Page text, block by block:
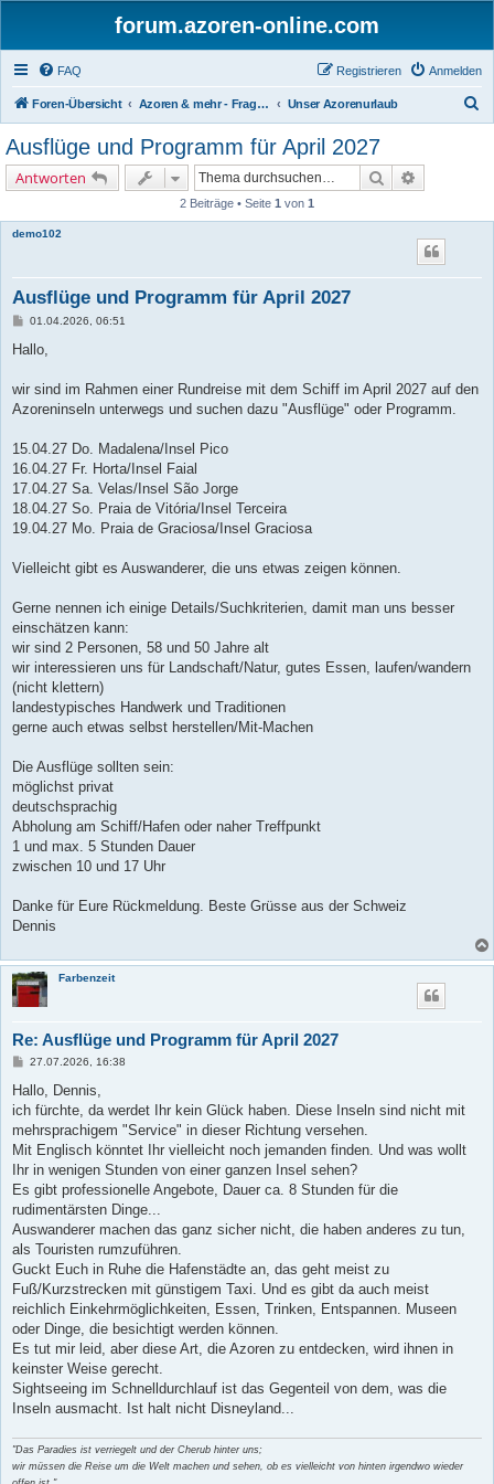
forum.azoren-online.com
FAQ Anmelden
Registrieren
Foren-Übersicht Azoren & mehr - Fragen und Antworten zu allgemeinen Themen rund um die 9 Inseln Unser Azorenurlaub
Ausflüge und Programm für April 2027
Antworten Suche
2 Beiträge • Seite 1 von 1
demo102
Ausflüge und Programm für April 2027
B
i
a
01.04.2026, 06:51
Hallo,
wir sind im Rahmen einer Rundreise mit dem Schiff im April 2027 auf den
Azoreninseln unterwegs und suchen dazu "Ausflüge" oder Programm.
15.04.27 Do. Madalena/Insel Pico
16.04.27 Fr. Horta/Insel Faial
17.04.27 Sa. Velas/Insel São Jorge
18.04.27 So. Praia de Vitória/Insel Terceira
19.04.27 Mo. Praia de Graciosa/Insel Graciosa
Vielleicht gibt es Auswanderer, die uns etwas zeigen können.
Gerne nennen ich einige Details/Suchkriterien, damit man uns besser
einschätzen kann:
wir sind 2 Personen, 58 und 50 Jahre alt
wir interessieren uns für Landschaft/Natur, gutes Essen, laufen/wandern
(nicht klettern)
landestypisches Handwerk und Traditionen
gerne auch etwas selbst herstellen/Mit-Machen
Die Ausflüge sollten sein:
möglichst privat
deutschsprachig
Abholung am Schiff/Hafen oder naher Treffpunkt
1 und max. 5 Stunden Dauer
zwischen 10 und 17 Uhr
Danke für Eure Rückmeldung. Beste Grüsse aus der Schweiz
Dennis
Farbenzeit
Re: Ausflüge und Programm für April 2027
B
i
r
a
27.07.2026, 16:38
Hallo, Dennis,
ich fürchte, da werdet Ihr kein Glück haben. Diese Inseln sind nicht mit
mehrsprachigem "Service" in dieser Richtung versehen.
Mit Englisch könntet Ihr vielleicht noch jemanden finden. Und was wollt
Ihr in wenigen Stunden von einer ganzen Insel sehen?
Es gibt professionelle Angebote, Dauer ca. 8 Stunden für die
rudimentärsten Dinge...
Auswanderer machen das ganz sicher nicht, die haben anderes zu tun,
als Touristen rumzuführen.
Guckt Euch in Ruhe die Hafenstädte an, das geht meist zu
Fuß/Kurzstrecken mit günstigem Taxi. Und es gibt da auch meist
reichlich Einkehrmöglichkeiten, Essen, Trinken, Entspannen. Museen
oder Dinge, die besichtigt werden können.
Es tut mir leid, aber diese Art, die Azoren zu entdecken, wird ihnen in
keinster Weise gerecht.
Sightseeing im Schnelldurchlauf ist das Gegenteil von dem, was die
Inseln ausmacht. Ist halt nicht Disneyland...
"Das Paradies ist verriegelt und der Cherub hinter uns;
wir müssen die Reise um die Welt machen und sehen, ob es vielleicht von hinten irgendwo wieder